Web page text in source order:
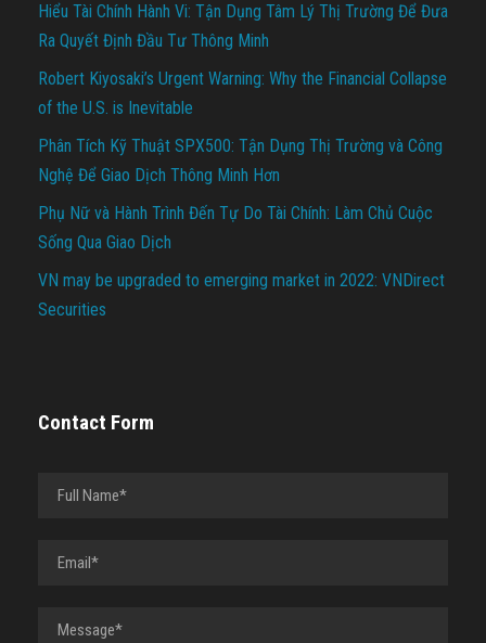
Hiểu Tài Chính Hành Vi: Tận Dụng Tâm Lý Thị Trường Để Đưa
Ra Quyết Định Đầu Tư Thông Minh
Robert Kiyosaki’s Urgent Warning: Why the Financial Collapse
of the U.S. is Inevitable
Phân Tích Kỹ Thuật SPX500: Tận Dụng Thị Trường và Công
Nghệ Để Giao Dịch Thông Minh Hơn
Phụ Nữ và Hành Trình Đến Tự Do Tài Chính: Làm Chủ Cuộc
Sống Qua Giao Dịch
VN may be upgraded to emerging market in 2022: VNDirect
Securities
Contact Form